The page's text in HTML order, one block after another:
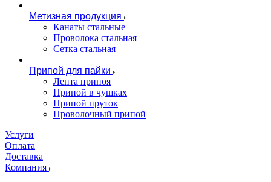
Метизная продукция
Канаты стальные
Проволока стальная
Сетка стальная
Припой для пайки
Лента припоя
Припой в чушках
Припой пруток
Проволочный припой
Услуги
Оплата
Доставка
Компания